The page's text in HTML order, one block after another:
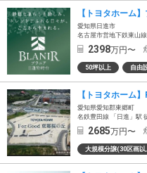
【トヨタホーム
愛知県日進市
名古屋市営地下鉄東山線
2398万円〜
50坪以上 自由
【トヨタホーム
愛知県愛知郡東郷町
名鉄豊田線 「日進」駅
2685万円〜
大規模分譲(30区画以